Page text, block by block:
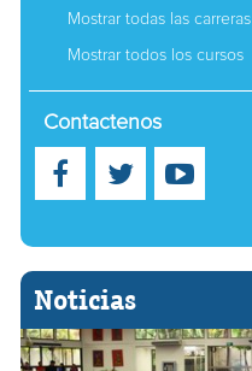
Mostrar todas las carreras
Mostrar todos los cursos
Contactenos
Noticias